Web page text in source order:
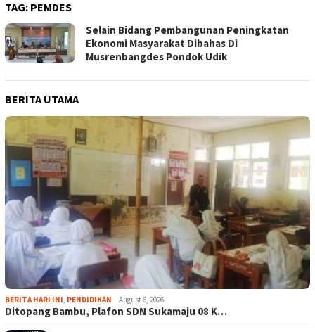
TAG: PEMDES
Selain Bidang Pembangunan Peningkatan
Ekonomi Masyarakat Dibahas Di
Musrenbangdes Pondok Udik
BERITA UTAMA
BERITA HARI INI, PENDIDIKAN August 6, 2026
Ditopang Bambu, Plafon SDN Sukamaju 08 K…